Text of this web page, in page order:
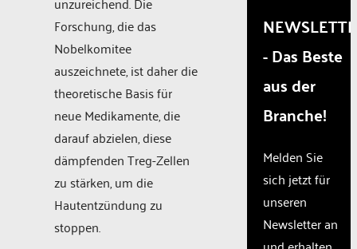
Forschung, die das
Nobelkomitee
auszeichnete, ist daher die
theoretische Basis für
neue Medikamente, die
darauf abzielen, diese
dämpfenden Treg-Zellen
zu stärken, um die
Hautentzündung zu
stoppen.
that
are
not
disclosed
to the
The
owner
needs
to
setup
the
site
- Das Beste
aus der
Branche!
Melden Sie
sich jetzt für
unseren
Newsletter an